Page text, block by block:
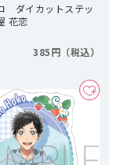
ダイカットステッ
花恋
385円